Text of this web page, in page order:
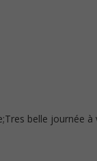
belle journée à